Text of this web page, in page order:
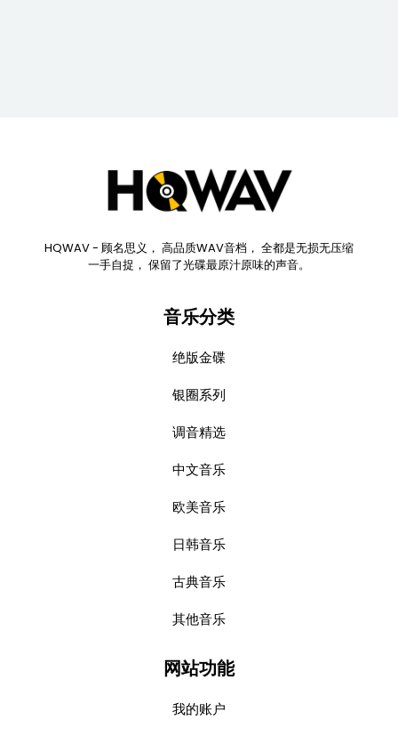
HQWAV - 顾名思义， 高品质WAV音档， 全都是无损无压缩
一手自捉， 保留了光碟最原汁原味的声音。
音乐分类
绝版金碟
银圈系列
调音精选
中文音乐
欧美音乐
日韩音乐
古典音乐
其他音乐
网站功能
我的账户